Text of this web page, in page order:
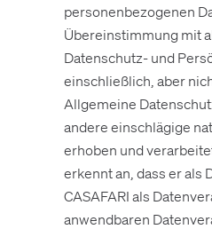
personenbezogenen
Übereinstimmung mit
Datenschutz- und
einschließlich, aber
Allgemeine
andere einschlägige
erhoben und
erkennt an, dass er als
CASAFARI als
anwendbaren